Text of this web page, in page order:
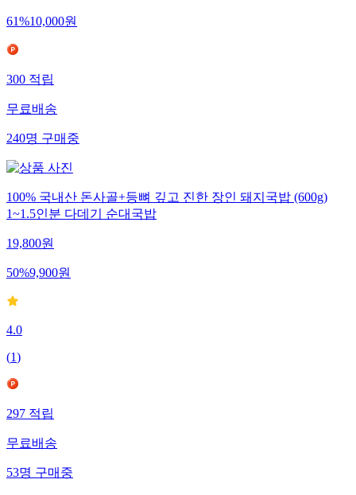
61%10,000원
300 적립
무료배송
240명 구매중
100% 국내산 돈사골+등뼈 깊고 진한 장인 돼지국밥 (600g)
1~1.5인분 다데기 순대국밥
19,800원
50%9,900원
4.0
(1)
297 적립
무료배송
53명 구매중